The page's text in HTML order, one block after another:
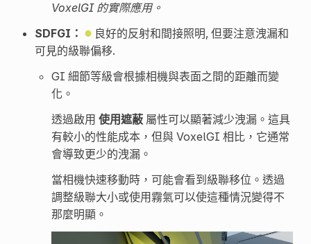
VoxelGI 的實際應用。
SDFGI：
良好的反射和間接照明, 但要注意洩漏和
可見的級聯偏移.
GI 細節等級會根據相機與表面之間的距離而變
化。
透過啟用 使用遮蔽屬性可以顯著減少洩漏。這具
有較小的性能成本，但與 VoxelGI 相比，它通常
會導致更少的洩漏。
當相機快速移動時，可能會看到級聯移位。透過
調整級聯大小或使用霧氣可以使這種情況變得不
那麼明顯。